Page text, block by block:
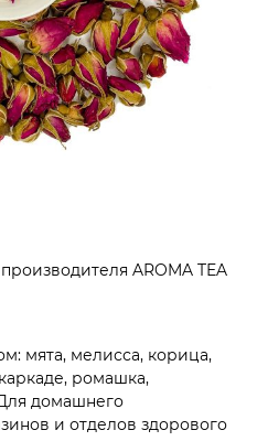
AROMA TEA
мята, мелисса, корица,
ромашка,
домашнего
и отделов здорового